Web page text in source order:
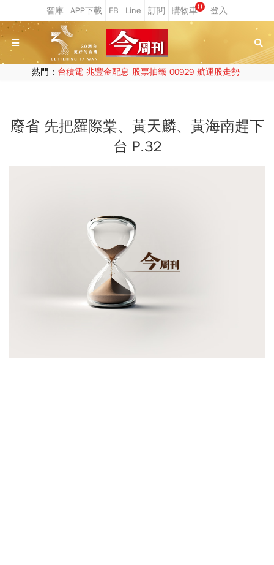
0
熱門： 台積電 兆豐金配息 股票抽籤 00929 航運股走勢
廢省 先把羅際棠、黃天麟、黃海南趕下
台 P.32